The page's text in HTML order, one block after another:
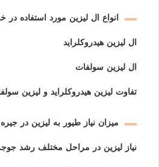
انواع ال لیزین مورد استفاده در
ال لیزین هیدروکلراید
ال لیزین سولفات
تفاوت لیزین هیدروکلراید و لیزین
میزان نیاز طیور به لیزین در
نیاز لیزین در مراحل مختلف رشد